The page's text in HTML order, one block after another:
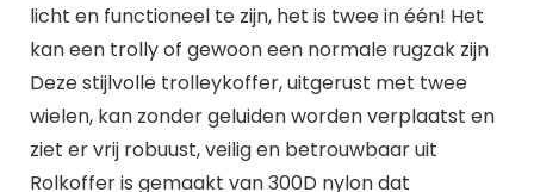
licht en functioneel te zijn, het is twee in één! Het
kan een trolly of gewoon een normale rugzak zijn
Deze stijlvolle trolleykoffer, uitgerust met twee
wielen, kan zonder geluiden worden verplaatst en
ziet er vrij robuust, veilig en betrouwbaar uit
Rolkoffer is gemaakt van 300D nylon dat